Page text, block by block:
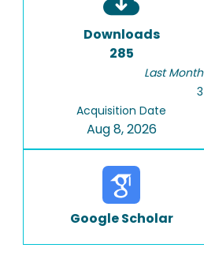
Downloads
285
Last Month
3
Acquisition Date
Aug 8, 2026
Google Scholar